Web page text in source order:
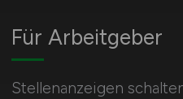
Für Arbeitgeber
Stellenanzeigen